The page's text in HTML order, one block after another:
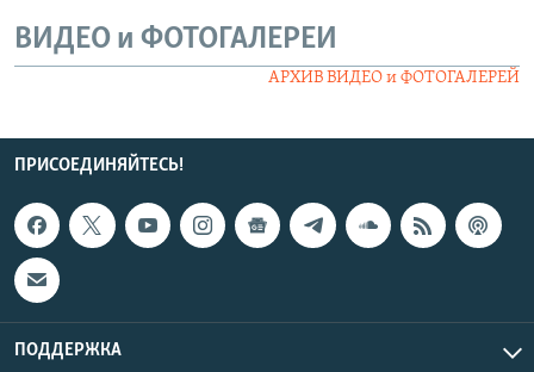
ВИДЕО и ФОТОГАЛЕРЕИ
АРХИВ ВИДЕО и ФОТОГАЛЕРЕЙ
ПРИСОЕДИНЯЙТЕСЬ!
ПОДДЕРЖКА